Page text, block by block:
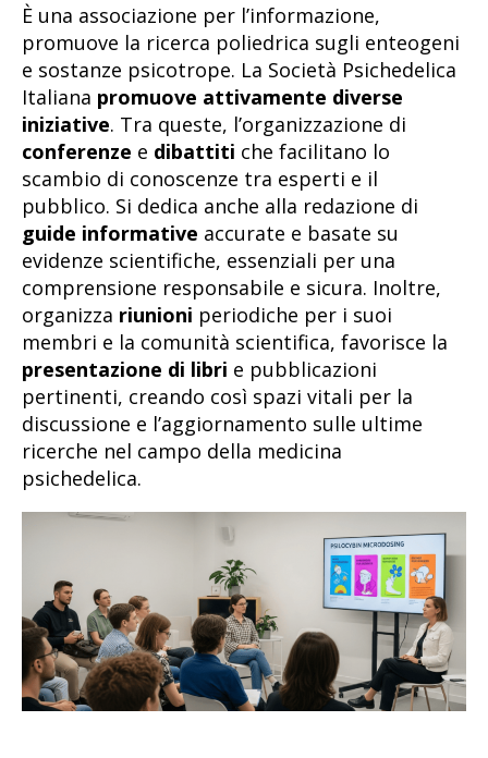
È una associazione per l’informazione,
promuove la ricerca poliedrica sugli enteogeni
e sostanze psicotrope. La Società Psichedelica
Italiana promuove attivamente diverse
iniziative. Tra queste, l’organizzazione di
conferenze e dibattiti che facilitano lo
scambio di conoscenze tra esperti e il
pubblico. Si dedica anche alla redazione di
guide informative accurate e basate su
evidenze scientifiche, essenziali per una
comprensione responsabile e sicura. Inoltre,
organizza riunioni periodiche per i suoi
membri e la comunità scientifica, favorisce la
presentazione di libri e pubblicazioni
pertinenti, creando così spazi vitali per la
discussione e l’aggiornamento sulle ultime
ricerche nel campo della medicina
psichedelica.